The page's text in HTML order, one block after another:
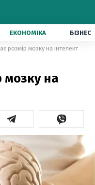
ЕКОНОМІКА БІЗНЕС
розмір мозку на інтелект
мозку на